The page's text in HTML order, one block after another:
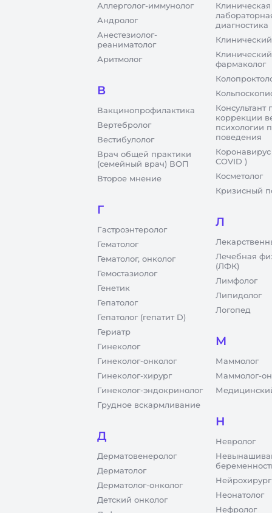
Аллерголог-иммунолог
Андролог
Анестезиолог-
реаниматолог
Аритмолог
В
Вакцинопрофилактика
Вертебролог
Вестибулолог
Врач общей практики
(семейный врач) ВОП
Второе мнение
Г
Гастроэнтеролог
Гематолог
Гематолог, онколог
Гемостазиолог
Генетик
Гепатолог
Гепатолог (гепатит D)
Гериатр
Гинеколог
Гинеколог-онколог
Гинеколог-хирург
Гинеколог-эндокринолог
Грудное вскармливание
Д
Дерматовенеролог
Дерматолог
Дерматолог-онколог
Детский онколог
Клиническая
диагностика
Клинический
фармаколог
Консультант
коррекции
психологии
поведения
COVID )
Косметолог
Кризисный
Л
Лечебная
(ЛФК)
Лимфолог
Липидолог
Логопед
М
Маммолог
Маммолог-
Н
Невролог
Нейрохирург
Неонатолог
Нефролог